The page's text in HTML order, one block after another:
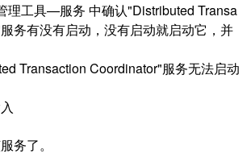
理工具—服务 中确认"Distributed Transa
务有没有启动，没有启动就启动它，并
Transaction Coordinator"服务无法启动
务了。